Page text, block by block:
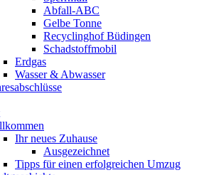
Abfall-ABC
Gelbe Tonne
Recyclinghof Büdingen
Schadstoffmobil
Erdgas
Wasser & Abwasser
Ihr neues Zuhause
Ausgezeichnet
Tipps für einen erfolgreichen Umzug